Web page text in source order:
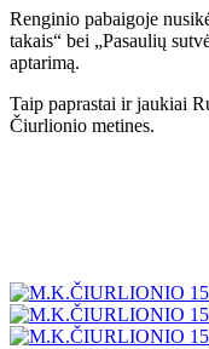
Renginio pabaigoje
takais“ bei „Pasaulių
aptarimą.
Taip paprastai ir jaukiai
Čiurlionio metines.